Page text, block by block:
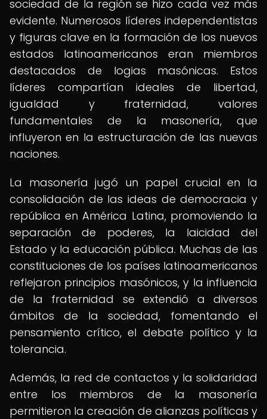
sociedad de la región se hizo cada vez más
evidente. Numerosos líderes independentistas
y figuras clave en la formación de los nuevos
estados latinoamericanos eran miembros
destacados de logias masónicas. Estos
líderes compartían ideales de libertad,
igualdad y fraternidad, valores
fundamentales de la masonería, que
influyeron en la estructuración de las nuevas
naciones.
La masonería jugó un papel crucial en la
consolidación de las ideas de democracia y
república en América Latina, promoviendo la
separación de poderes, la laicidad del
Estado y la educación pública. Muchas de las
constituciones de los países latinoamericanos
reflejaron principios masónicos, y la influencia
de la fraternidad se extendió a diversos
ámbitos de la sociedad, fomentando el
pensamiento crítico, el debate político y la
tolerancia.
Además, la red de contactos y la solidaridad
entre los miembros de la masonería
permitieron la creación de alianzas políticas y